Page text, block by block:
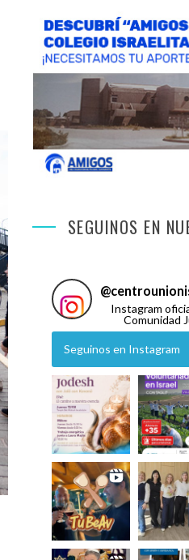
SEGUINOS EN
@
Instagram
Comunidad
Seguinos en Instagram